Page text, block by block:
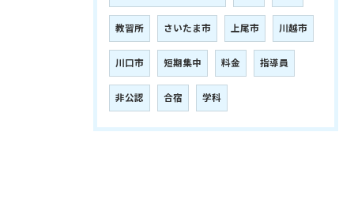
教習所 さいたま市 上尾市 川越市
川口市 短期集中 料金 指導員
非公認 合宿 学科